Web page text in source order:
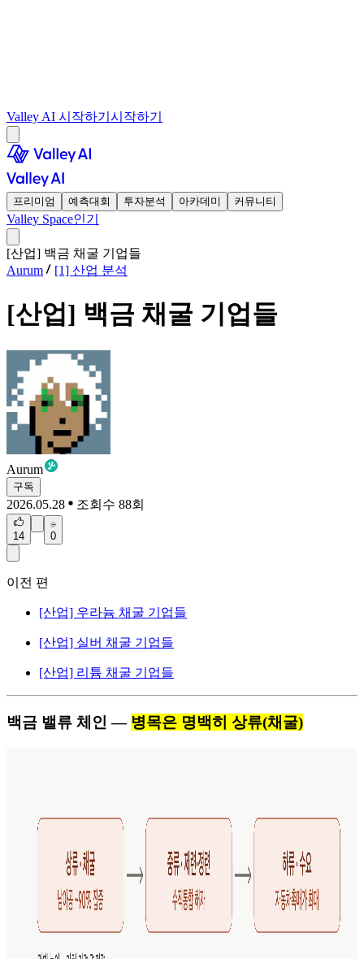
Valley AI 시작하기 시작하기
프리미엄 예측대회 투자분석 아카데미 커뮤니티
Valley Space인기
[산업] 백금 채굴 기업들
Aurum
[1] 산업 분석
[산업] 백금 채굴 기업들
Aurum
구독
2026.05.28 조회수 88회
14 0
이전 편
[산업] 우라늄 채굴 기업들
[산업] 실버 채굴 기업들
[산업] 리튬 채굴 기업들
백금 밸류 체인 — 병목은 명백히 상류(채굴)